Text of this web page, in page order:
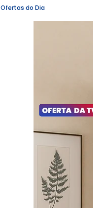
Ofertas do Dia